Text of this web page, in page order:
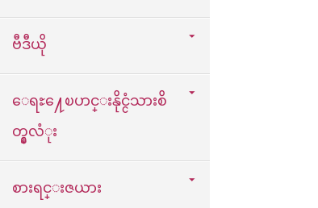
ဗီဒီယို
ေရႊ႔ေၿပာင္းနိုင္ငံသားစိ
တ္နွလံုး
စားရင္းဇယား